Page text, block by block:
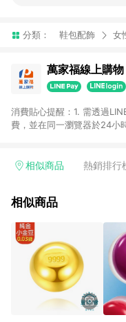
分類： 鞋包配飾 女
萬家福線上購物
消費貼心提醒：1. 需透過
費，並在同一瀏覽器於24小
4. 不具回饋資格種類商品：
錄，相關問題請於保留時間
提供簡單、快速、輕鬆的購
話題性或期間限定商品來滿
相似商品 熱銷排行
相似商品